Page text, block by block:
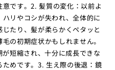
です。2. 髪質の変化：以前よ
リやコシが失われ、全体的に
たり、髪が柔らかくペタッと
の初期症状かもしれません。
短縮され、十分に成長できな
めです。3. 生え際の後退：鏡